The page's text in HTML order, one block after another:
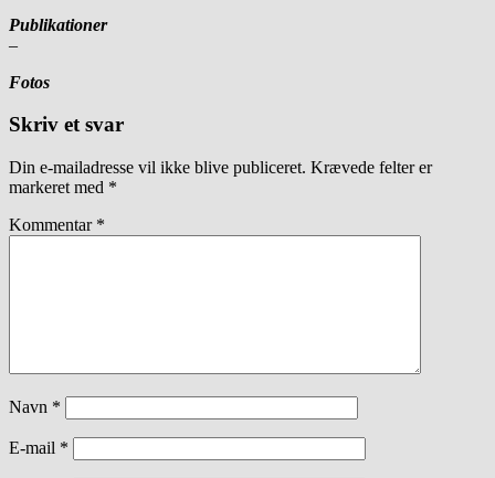
Publikationer
–
Fotos
Skriv et svar
Din e-mailadresse vil ikke blive publiceret. Krævede felter er
markeret med *
Kommentar *
Navn *
E-mail *